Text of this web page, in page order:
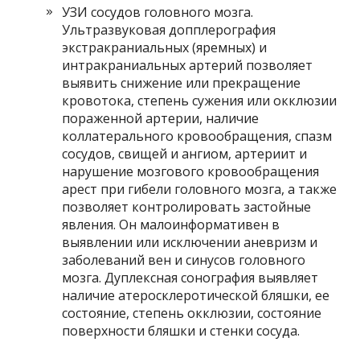
УЗИ сосудов головного мозга.
Ультразвуковая допплерография
экстракраниальных (яремных) и
интракраниальных артерий позволяет
выявить снижение или прекращение
кровотока, степень сужения или окклюзии
пораженной артерии, наличие
коллатерального кровообращения, спазм
сосудов, свищей и ангиом, артериит и
нарушение мозгового кровообращения
арест при гибели головного мозга, а также
позволяет контролировать застойные
явления. Он малоинформативен в
выявлении или исключении аневризм и
заболеваний вен и синусов головного
мозга. Дуплексная сонография выявляет
наличие атеросклеротической бляшки, ее
состояние, степень окклюзии, состояние
поверхности бляшки и стенки сосуда.